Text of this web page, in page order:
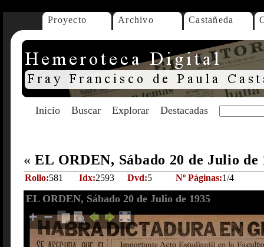
Proyecto Archivo Castañeda
Inicio Buscar Explorar Destacadas
« EL ORDEN, Sábado 20 de Julio de
Rollo:581 Idx:2593 Dvd:5 Nº Páginas:1/4
EL ORDEN, Sábado 20 de Julio de 1935